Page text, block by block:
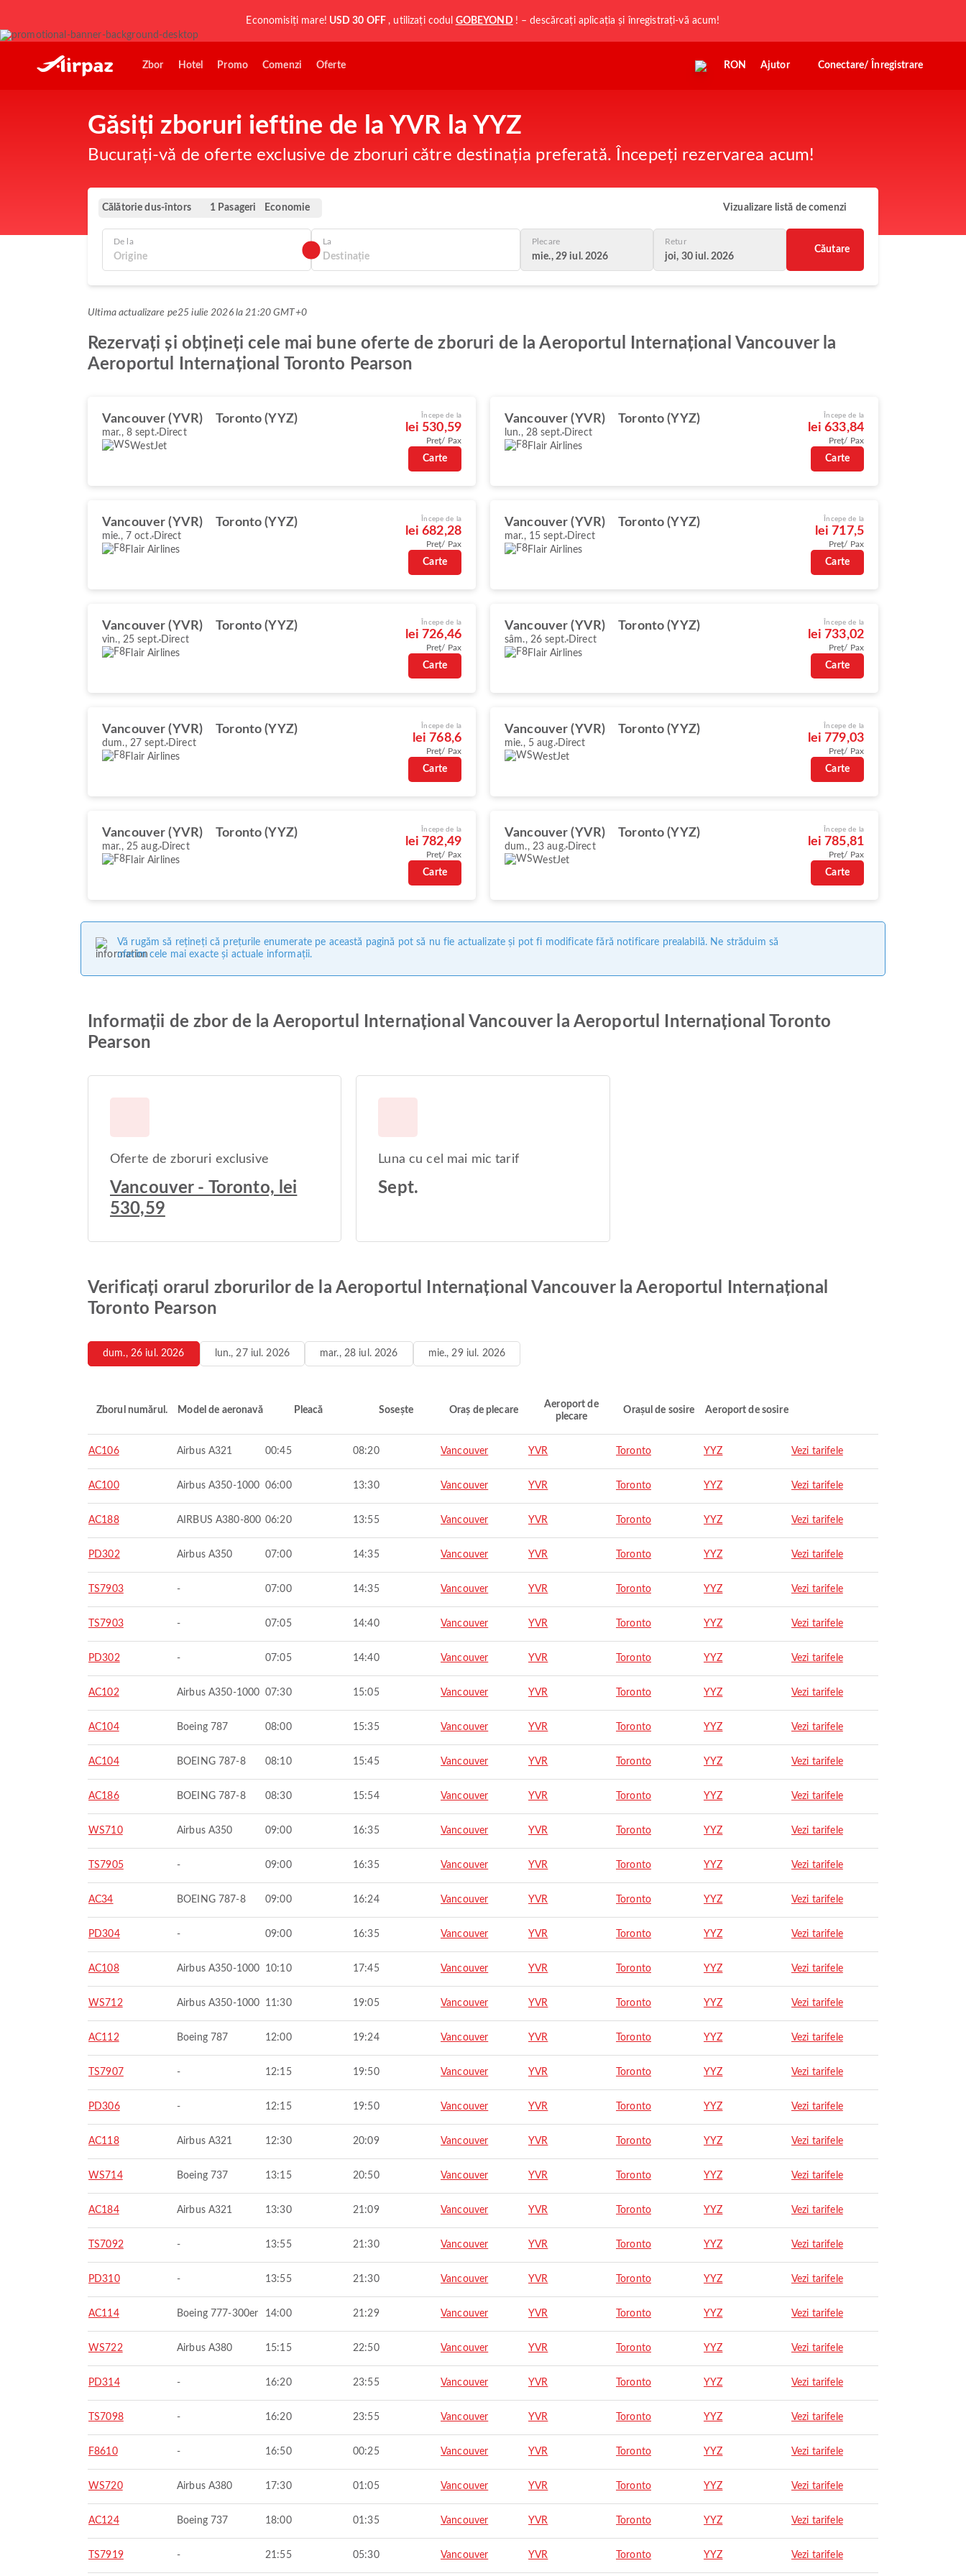
Economisiți mare! USD 30 OFF , utilizați codul GOBEYOND ! – descărcați aplicația și înregistrați-vă acum!
Zbor Hotel Promo Comenzi Oferte RON Ajutor Conectare/ Înregistrare
Găsiți zboruri ieftine de la YVR la YYZ
Bucurați-vă de oferte exclusive de zboruri către destinația preferată. Începeți rezervarea acum!
Călătorie dus-întors 1 Pasageri Economie Vizualizare listă de comenzi
De la La Plecare
mie., 29 iul. 2026
Retur
joi, 30 iul. 2026
Căutare
Ultima actualizare pe25 iulie 2026 la 21:20 GMT+0
Rezervați și obțineți cele mai bune oferte de zboruri de la Aeroportul Internațional Vancouver la
Aeroportul Internațional Toronto Pearson
Vancouver (YVR) Toronto (YYZ)
mar., 8 sept. Direct
WestJet
Începe de la
lei 530,59
Preț/ Pax
Carte
Vancouver (YVR) Toronto (YYZ)
lun., 28 sept. Direct
Flair Airlines
Începe de la
lei 633,84
Preț/ Pax
Carte
Vancouver (YVR) Toronto (YYZ)
mie., 7 oct. Direct
Flair Airlines
Începe de la
lei 682,28
Preț/ Pax
Carte
Vancouver (YVR) Toronto (YYZ)
mar., 15 sept. Direct
Flair Airlines
Începe de la
lei 717,5
Preț/ Pax
Carte
Vancouver (YVR) Toronto (YYZ)
vin., 25 sept. Direct
Flair Airlines
Începe de la
lei 726,46
Preț/ Pax
Carte
Vancouver (YVR) Toronto (YYZ)
sâm., 26 sept. Direct
Flair Airlines
Începe de la
lei 733,02
Preț/ Pax
Carte
Vancouver (YVR) Toronto (YYZ)
dum., 27 sept. Direct
Flair Airlines
Începe de la
lei 768,6
Preț/ Pax
Carte
Vancouver (YVR) Toronto (YYZ)
mie., 5 aug. Direct
WestJet
Începe de la
lei 779,03
Preț/ Pax
Carte
Vancouver (YVR) Toronto (YYZ)
mar., 25 aug. Direct
Flair Airlines
Începe de la
lei 782,49
Preț/ Pax
Carte
Vancouver (YVR) Toronto (YYZ)
dum., 23 aug. Direct
WestJet
Începe de la
lei 785,81
Preț/ Pax
Carte
Vă rugăm să rețineți că prețurile enumerate pe această pagină pot să nu fie actualizate și pot fi modificate fără notificare prealabilă. Ne străduim să
oferim cele mai exacte și actuale informații.
Informații de zbor de la Aeroportul Internațional Vancouver la Aeroportul Internațional Toronto
Pearson
Oferte de zboruri exclusive
Vancouver - Toronto, lei
530,59
Luna cu cel mai mic tarif
Sept.
Verificați orarul zborurilor de la Aeroportul Internațional Vancouver la Aeroportul Internațional
Toronto Pearson
dum., 26 iul. 2026 lun., 27 iul. 2026 mar., 28 iul. 2026 mie., 29 iul. 2026
Zborul numărul. Model de aeronavă Pleacă Sosește Oraș de plecare
Aeroport de
plecare
Orașul de sosire Aeroport de sosire
AC106 Airbus A321 00:45 08:20 Vancouver YVR Toronto YYZ Vezi tarifele
AC100 Airbus A350-1000 06:00 13:30 Vancouver YVR Toronto YYZ Vezi tarifele
AC188 AIRBUS A380-800 06:20 13:55 Vancouver YVR Toronto YYZ Vezi tarifele
PD302 Airbus A350 07:00 14:35 Vancouver YVR Toronto YYZ Vezi tarifele
TS7903 - 07:00 14:35 Vancouver YVR Toronto YYZ Vezi tarifele
TS7903 - 07:05 14:40 Vancouver YVR Toronto YYZ Vezi tarifele
PD302 - 07:05 14:40 Vancouver YVR Toronto YYZ Vezi tarifele
AC102 Airbus A350-1000 07:30 15:05 Vancouver YVR Toronto YYZ Vezi tarifele
AC104 Boeing 787 08:00 15:35 Vancouver YVR Toronto YYZ Vezi tarifele
AC104 BOEING 787-8 08:10 15:45 Vancouver YVR Toronto YYZ Vezi tarifele
AC186 BOEING 787-8 08:30 15:54 Vancouver YVR Toronto YYZ Vezi tarifele
WS710 Airbus A350 09:00 16:35 Vancouver YVR Toronto YYZ Vezi tarifele
TS7905 - 09:00 16:35 Vancouver YVR Toronto YYZ Vezi tarifele
AC34 BOEING 787-8 09:00 16:24 Vancouver YVR Toronto YYZ Vezi tarifele
PD304 - 09:00 16:35 Vancouver YVR Toronto YYZ Vezi tarifele
AC108 Airbus A350-1000 10:10 17:45 Vancouver YVR Toronto YYZ Vezi tarifele
WS712 Airbus A350-1000 11:30 19:05 Vancouver YVR Toronto YYZ Vezi tarifele
AC112 Boeing 787 12:00 19:24 Vancouver YVR Toronto YYZ Vezi tarifele
TS7907 - 12:15 19:50 Vancouver YVR Toronto YYZ Vezi tarifele
PD306 - 12:15 19:50 Vancouver YVR Toronto YYZ Vezi tarifele
AC118 Airbus A321 12:30 20:09 Vancouver YVR Toronto YYZ Vezi tarifele
WS714 Boeing 737 13:15 20:50 Vancouver YVR Toronto YYZ Vezi tarifele
AC184 Airbus A321 13:30 21:09 Vancouver YVR Toronto YYZ Vezi tarifele
TS7092 - 13:55 21:30 Vancouver YVR Toronto YYZ Vezi tarifele
PD310 - 13:55 21:30 Vancouver YVR Toronto YYZ Vezi tarifele
AC114 Boeing 777-300er 14:00 21:29 Vancouver YVR Toronto YYZ Vezi tarifele
WS722 Airbus A380 15:15 22:50 Vancouver YVR Toronto YYZ Vezi tarifele
PD314 - 16:20 23:55 Vancouver YVR Toronto YYZ Vezi tarifele
TS7098 - 16:20 23:55 Vancouver YVR Toronto YYZ Vezi tarifele
F8610 - 16:50 00:25 Vancouver YVR Toronto YYZ Vezi tarifele
WS720 Airbus A380 17:30 01:05 Vancouver YVR Toronto YYZ Vezi tarifele
AC124 Boeing 737 18:00 01:35 Vancouver YVR Toronto YYZ Vezi tarifele
TS7919 - 21:55 05:30 Vancouver YVR Toronto YYZ Vezi tarifele